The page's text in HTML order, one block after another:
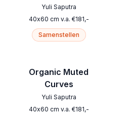
Yuli Saputra
40x60 cm v.a. €181,-
Samenstellen
Organic Muted
Curves
Yuli Saputra
40x60 cm v.a. €181,-